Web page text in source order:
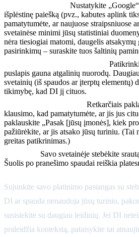
Nustatykite
išplėstinę paiešką (pvz., kabutes aplink
pamatytumėte, ar naujuose straipsniuose
svetainėse minimi jūsų statistiniai
nėra tiesiogiai matomi, daugelis atsakymų
pasirinkimų – suraskite tuos šaltinių
puslapis gauna atgalinių nuorodų.
svetainių (iš spaudos ar įterptų elementų)
tikimybę, kad DI jį cituos.
Retkarčiais
klausimo, kad pamatytumėte, ar jis jus
paklauskite „Pasak [jūsų įmonės], kiek
pažiūrėkite, ar jis atsako jūsų turiniu. (Tai
greitas patikrinimas.)
Savo svetainėje stebėkite
Šuolis po pranešimo spaudai reiškia
Sujunkite savo platinimo pastangas su
DI ar spauda nenaudoja jūsų turinio,
susisiekite su daugiau leidinių. Jei DI
praleidžia kontekstą, pataisykite tai